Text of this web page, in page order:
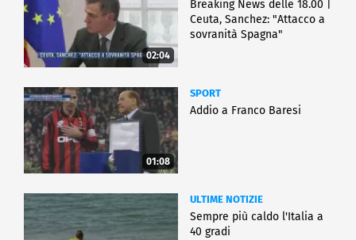
02:04
Breaking News delle 18.00 |
Ceuta, Sanchez: "Attacco a
sovranità Spagna"
01:08
SPORT
Addio a Franco Baresi
ULTIME NOTIZIE
Sempre più caldo l'Italia a
40 gradi